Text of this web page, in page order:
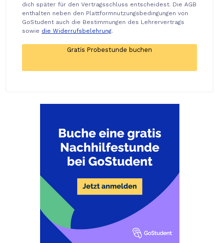
dich später für den Vertragsschluss entscheidest. Die AGB
enthalten neben den Plattformnutzungsbedingungen von
GoStudent auch die Bestimmungen des Lehrervertrags
sowie die Widerrufsbelehrung.